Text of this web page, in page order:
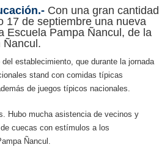
Con una gran cantidad
17 de septiembre una nueva
Escuela Pampa Ñancul, de la
Ñancul.
establecimiento, que durante la jornada
stand con comidas típicas
de juegos típicos nacionales.
Hubo mucha asistencia de vecinos y
cuecas con estímulos a los
Ñancul.